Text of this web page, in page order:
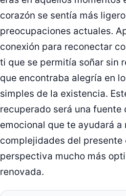
corazón se sentía más
preocupaciones actuales.
conexión para reconectar
ti que se permitía soñar sin
que encontraba alegría en
simples de la existencia.
recuperado será una fuente
emocional que te ayudará a
complejidades del presente
perspectiva mucho más
renovada.